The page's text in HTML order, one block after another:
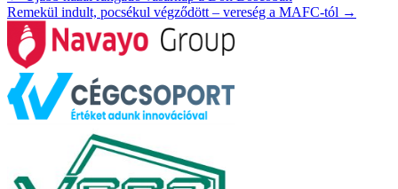
Remekül indult, pocsékul végződött – vereség a MAFC-tól →